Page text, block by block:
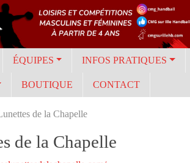
ÉQUIPES INFOS PRATIQUES
BOUTIQUE CONTACT
de la Chapelle
de la Chapelle
cookies